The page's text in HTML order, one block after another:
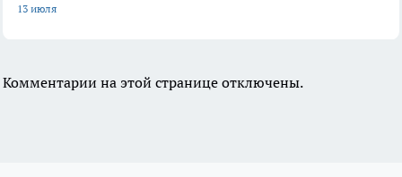
13 июля
Комментарии на этой странице отключены.